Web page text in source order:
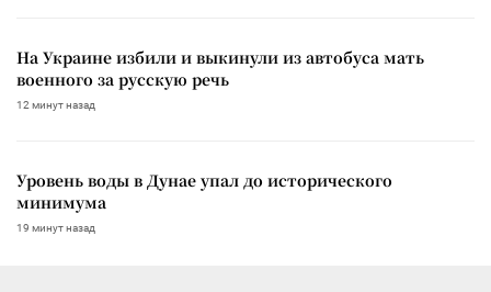
На Украине избили и выкинули из автобуса мать
военного за русскую речь
12 минут назад
Уровень воды в Дунае упал до исторического
минимума
19 минут назад